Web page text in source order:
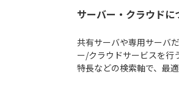
サーバー・クラウドに
共有サーバや専用サーバ
ー/クラウドサービスを行
特長などの検索軸で、最